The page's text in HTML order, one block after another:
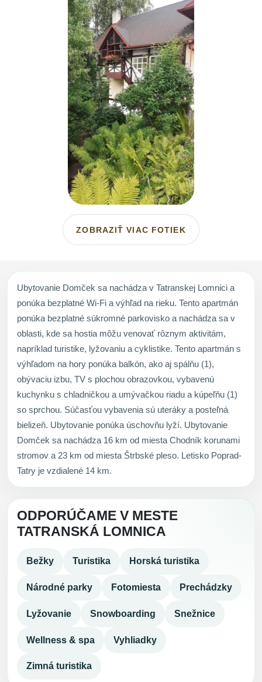
ZOBRAZIŤ VIAC FOTIEK
Ubytovanie Domček sa nachádza v Tatranskej Lomnici a
ponúka bezplatné Wi-Fi a výhľad na rieku. Tento apartmán
ponúka bezplatné súkromné parkovisko a nachádza sa v
oblasti, kde sa hostia môžu venovať rôznym aktivitám,
napríklad turistike, lyžovaniu a cyklistike. Tento apartmán s
výhľadom na hory ponúka balkón, ako aj spálňu (1),
obývaciu izbu, TV s plochou obrazovkou, vybavenú
kuchynku s chladničkou a umývačkou riadu a kúpeľňu (1)
so sprchou. Súčasťou vybavenia sú uteráky a posteľná
bielizeň. Ubytovanie ponúka úschovňu lyží. Ubytovanie
Domček sa nachádza 16 km od miesta Chodník korunami
stromov a 23 km od miesta Štrbské pleso. Letisko Poprad-
Tatry je vzdialené 14 km.
ODPORÚČAME V MESTE
TATRANSKÁ LOMNICA
Bežky Turistika Horská turistika
Národné parky Fotomiesta Prechádzky
Lyžovanie Snowboarding Snežnice
Wellness & spa Vyhliadky
Zimná turistika